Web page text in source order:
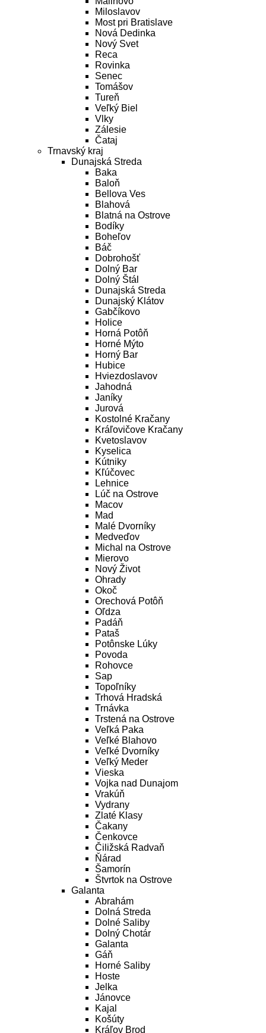
Miloslavov
Most pri Bratislave
Nová Dedinka
Nový Svet
Reca
Rovinka
Senec
Tomášov
Tureň
Veľký Biel
Vlky
Zálesie
Čataj
Trnavský kraj
Dunajská Streda
Baka
Baloň
Bellova Ves
Blahová
Blatná na Ostrove
Bodíky
Boheľov
Báč
Dobrohošť
Dolný Bar
Dolný Štál
Dunajská Streda
Dunajský Klátov
Gabčíkovo
Holice
Horná Potôň
Horné Mýto
Horný Bar
Hubice
Hviezdoslavov
Jahodná
Janíky
Jurová
Kostolné Kračany
Kráľovičove Kračany
Kvetoslavov
Kyselica
Kútniky
Kľúčovec
Lehnice
Lúč na Ostrove
Macov
Mad
Malé Dvorníky
Medveďov
Michal na Ostrove
Mierovo
Nový Život
Ohrady
Okoč
Orechová Potôň
Oľdza
Padáň
Pataš
Potônske Lúky
Povoda
Rohovce
Sap
Topoľníky
Trhová Hradská
Trnávka
Trstená na Ostrove
Veľká Paka
Veľké Blahovo
Veľké Dvorníky
Veľký Meder
Vieska
Vojka nad Dunajom
Vrakúň
Vydrany
Zlaté Klasy
Čakany
Čenkovce
Čiližská Radvaň
Ňárad
Šamorín
Štvrtok na Ostrove
Galanta
Abrahám
Dolná Streda
Dolné Saliby
Dolný Chotár
Galanta
Gáň
Horné Saliby
Hoste
Jelka
Jánovce
Kajal
Košúty
Kráľov Brod